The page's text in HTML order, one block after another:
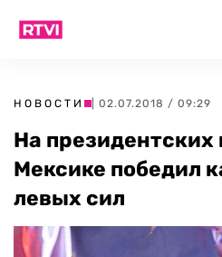
НОВОСТИ | 02.07.2018 / 09:29
На президентских
Мексике победил
левых сил